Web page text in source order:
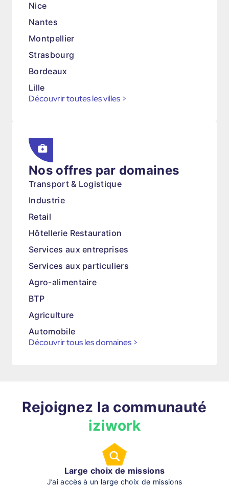
Nice
Nantes
Montpellier
Strasbourg
Bordeaux
Lille
Découvrir toutes les villes >
Nos offres par domaines
Transport & Logistique
Industrie
Retail
Hôtellerie Restauration
Services aux entreprises
Services aux particuliers
Agro-alimentaire
BTP
Agriculture
Automobile
Découvrir tous les domaines >
Rejoignez la communauté
iziwork
Large choix de missions
J’ai accès à un large choix de missions